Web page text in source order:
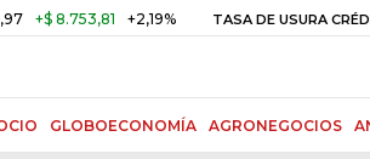
+2,19% TASA DE USURA CRÉDITO
GLOBOECONOMÍA AGRONEGOCIOS
de la Espriella